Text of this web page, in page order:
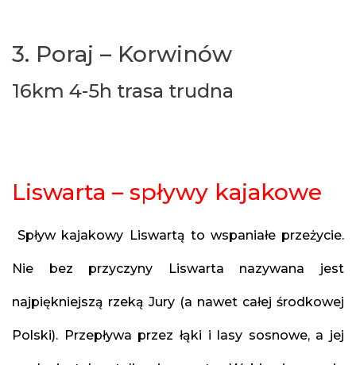
3. Poraj – Korwinów
16km 4-5h trasa trudna
Liswarta – spływy kajakowe
Spływ kajakowy Liswartą to wspaniałe przeżycie.
Nie bez przyczyny Liswarta nazywana jest
najpiękniejszą rzeką Jury (a nawet całej środkowej
Polski). Przepływa przez łąki i lasy sosnowe, a jej